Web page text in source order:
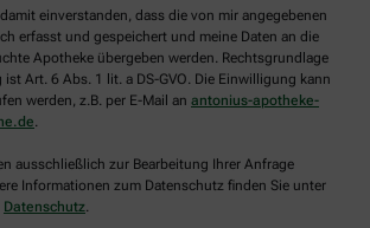
einverstanden, dass die von mir angegebenen
erfasst und gespeichert und meine Daten an die
Apotheke übergeben werden. Rechtsgrundlage
ist Art. 6 Abs. 1 lit. a DS-GVO. Die Einwilligung kann
werden, z.B. per E-Mail an antonius-apotheke-
.
ausschließlich zur Bearbeitung Ihrer Anfrage
Informationen zum Datenschutz finden Sie unter
Datenschutz.